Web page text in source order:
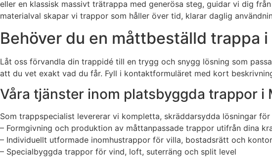
eller en klassisk massivt trätrappa med generösa steg, guidar vi dig
materialval skapar vi trappor som håller över tid, klarar daglig
Behöver du en måttbeställd trappa
Låt oss förvandla din trappidé till en trygg och snygg lösning som
att du vet exakt vad du får. Fyll i kontaktformuläret med kort
Våra tjänster inom platsbyggda trappor i
Som trappspecialist levererar vi kompletta, skräddarsydda lösningar
– Formgivning och produktion av måttanpassade trappor utifrån dina
– Individuellt utformade inomhustrappor för villa, bostadsrätt och
– Specialbyggda trappor för vind, loft, suterräng och split level